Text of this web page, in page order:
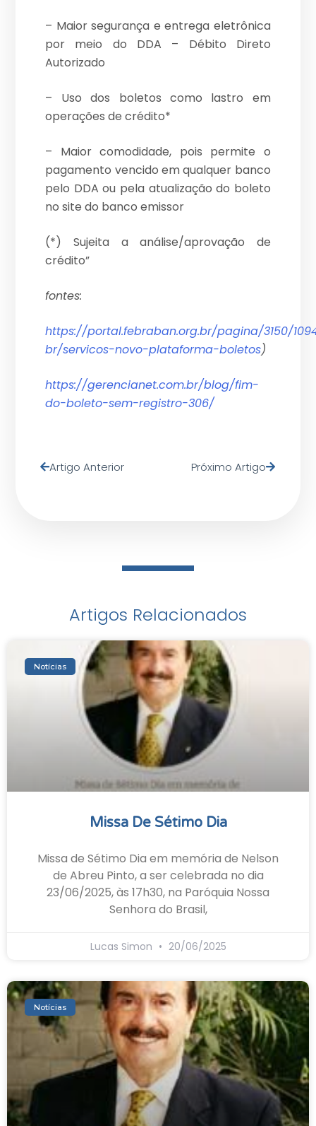
– Maior segurança e entrega eletrônica
por meio do DDA – Débito Direto
Autorizado
– Uso dos boletos como lastro em
operações de crédito*
– Maior comodidade, pois permite o
pagamento vencido em qualquer banco
pelo DDA ou pela atualização do boleto
no site do banco emissor
(*) Sujeita a análise/aprovação de
crédito”
fontes:
https://portal.febraban.org.br/pagina/3150/
br/servicos-novo-plataforma-boletos)
https://gerencianet.com.br/blog/fim-
do-boleto-sem-registro-306/
Artigo Anterior Próximo Artigo
Artigos Relacionados
Notícias
Missa De Sétimo Dia
Missa de Sétimo Dia em memória de Nelson
de Abreu Pinto, a ser celebrada no dia
23/06/2025, às 17h30, na Paróquia Nossa
Senhora do Brasil,
Lucas Simon 20/06/2025
Notícias